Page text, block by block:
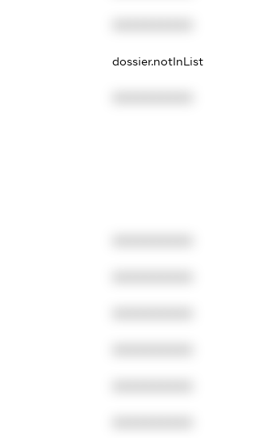
dossier.notInList